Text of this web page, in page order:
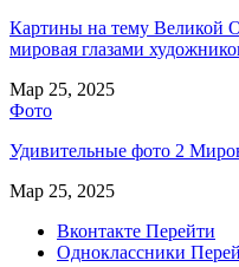
Картины на тему Великой
мировая глазами
Мар 25, 2025
Фото
Удивительные фото 2
Мар 25, 2025
Вконтакте Перейти
Одноклассники